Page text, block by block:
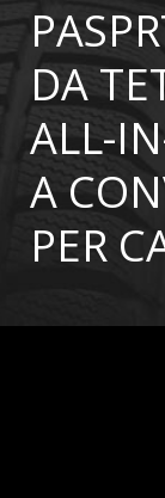
DA
ALL-
A
PER